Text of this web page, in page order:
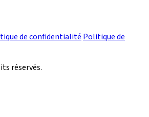
de confidentialité Politique de
réservés.